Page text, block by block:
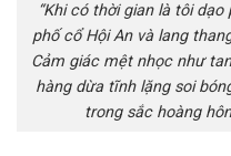
“Khi có thời gian là tôi
phố cổ Hội An và lang
Cảm giác mệt nhọc như
hàng dừa tĩnh lặng soi
trong sắc hoàng